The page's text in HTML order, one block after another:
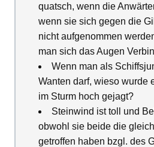
quatsch, wenn die
wenn sie sich gegen die
nicht aufgenommen
man sich das Augen
Wenn man als
Wanten darf, wieso wurde
im Sturm hoch gejagt?
Steinwind ist toll und
obwohl sie beide die
getroffen haben bzgl. des